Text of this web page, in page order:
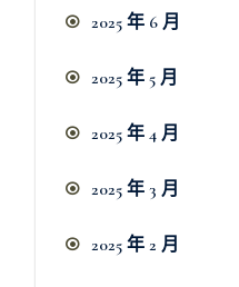
2025 年 6 月
2025 年 5 月
2025 年 4 月
2025 年 3 月
2025 年 2 月